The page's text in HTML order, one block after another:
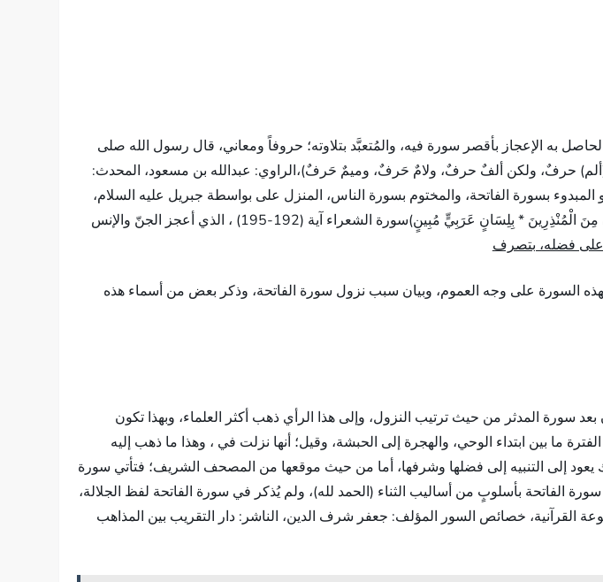
به الإعجاز بأقصر سورة فيه، والمُتعبَّد بتلاوته؛ حروفاً ومعاني، قال رسول الله صلى
(ألم) حرفٌ، ولكن ألفٌ حرفٌ، ولامٌ حَرفٌ، وميمٌ حَرفٌ)،الراوي: عبدالله بن مسعود، المحدث:
1416، خلاصة حكم المحدث: صحيح وهو المبدوء بسورة الفاتحة، والمختوم بسورة الناس، المنزل على بواسطة جبريل عليه السلام،
قال الله سبحانه وتعالى: (وَإِنَّهُ لَتَنْزِيلُ رَبِّ الْعَالَمِينَ * نَزَلَ بِهِ الرُّوحُ الْأَمِينُ * عَلَى قَلْبِكَ لِتَكُونَ مِنَ الْمُنْذِرِينَ * بِلِسَانٍ عَرَبِيٍّ مُبِينٍ)سورة الشعراء آية (192-195) ، الذي أعجز الجنّ والإنس
على فضله، بتصرف
السورة على وجه العموم، وبيان سبب نزول سورة الفاتحة، وذكر بعض من أسماء هذه
سورة المدثر من حيث ترتيب النزول، وإلى هذا الرأي ذهب أكثر العلماء، وبهذا تكون
ما بين ابتداء الوحي، والهجرة إلى الحبشة، وقيل؛ أنها نزلت في ، وهذا ما ذهب إليه
يعود إلى التنبيه إلى فضلها وشرفها، أما من حيث موقعها من المصحف الشريف؛ فتأتي سورة
الفاتحة بأسلوبٍ من أساليب الثناء (الحمد لله)، ولم يُذكر في سورة الفاتحة لفظ الجلالة،
القرآنية، خصائص السور المؤلف: جعفر شرف الدين، الناشر: دار التقريب بين المذاهب